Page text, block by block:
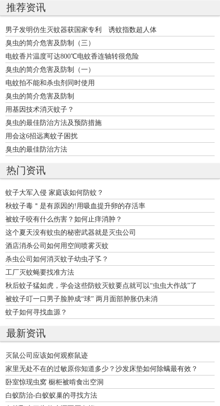
推荐资讯
男子发明仿生灭蚊器获国家专利 诱蚊指数超人体
臭虫的简介危害及防制（三）
电蚊香片温度可达800℃电蚊香连轴转很危险
臭虫的简介危害及防制（一）
电蚊拍不能和杀虫剂同时使用
臭虫的简介危害及防制
用基因技术消灭蚊子？
臭虫的最佳防治方法及预防措施
用会这6招远离蚊子困扰
臭虫的最佳防治方法
热门资讯
蚊子大军入侵 家庭该如何防蚊？
秋蚊子毒＂是有原因的!用吸血提升卵的存活率
被蚊子咬有什么伤害？如何止痒消肿？
这个夏天没有蚊虫的秘密武器就是灭虫公司
酒店消杀公司如何用空间喷雾灭蚊
杀虫公司如何消灭蚊子幼虫孑孓？
工厂灭蚊蝇要找准方法
秋后蚊子猛如虎，学会这些防蚊灭蚊要点就可以“虫虫大作战”了
被蚊子叮一口男子脸肿成“球” 两月面部肿胀仍未消
蚊子如何寻找血源？
最新资讯
灭鼠公司应该如何观察鼠迹
家里无处不在的过敏原你知道多少？沙发床垫如何除螨最有效？
卧室惊现虫窝 橱柜被啃食出空洞
白蚁防治-白蚁蚁巢的寻找方法